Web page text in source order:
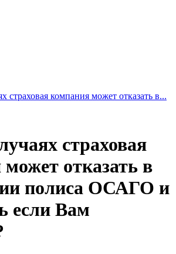
страховая компания может отказать в...
страховая
отказать в
полиса ОСАГО и
если Вам